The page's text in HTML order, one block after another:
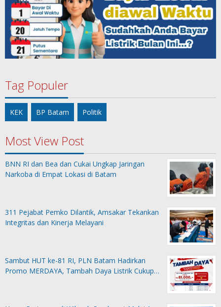
Tag Populer
KEK BP Batam Politik
Most View Post
BNN RI dan Bea dan Cukai Ungkap Jaringan
Narkoba di Empat Lokasi di Batam
311 Pejabat Pemko Dilantik, Amsakar Tekankan
Integritas dan Kinerja Melayani
Sambut HUT ke-81 RI, PLN Batam Hadirkan
Promo MERDAYA, Tambah Daya Listrik Cukup…